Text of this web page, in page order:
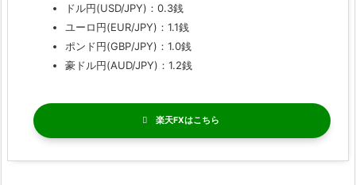
ドル円(USD/JPY)：0.3銭
ユーロ円(EUR/JPY)：1.1銭
ポンド円(GBP/JPY)：1.0銭
豪ドル円(AUD/JPY)：1.2銭
楽天FX